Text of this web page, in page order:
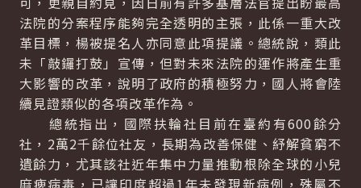
法院的分案程序能夠完全透明的主張，此係一重大改
革目標，楊被提名人亦同意此項提議。總統說，類此
未「敲鑼打鼓」宣傳，但對未來法院的運作將產生重
大影響的改革，說明了政府的積極努力，國人將會陸
續見證類似的各項改革作為。
總統指出，國際扶輪社目前在臺約有600餘分
社，2萬2千餘位社友，長期為改善保健、紓解貧窮不
遺餘力，尤其該社近年集中力量推動根除全球的小兒
麻痺病毒，已讓印度超過1年未發現新病例，殊屬不